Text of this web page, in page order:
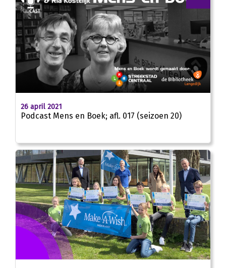
00:00
24:50
26 april 2021
Podcast Mens en Boek; afl. 017 (seizoen 20)